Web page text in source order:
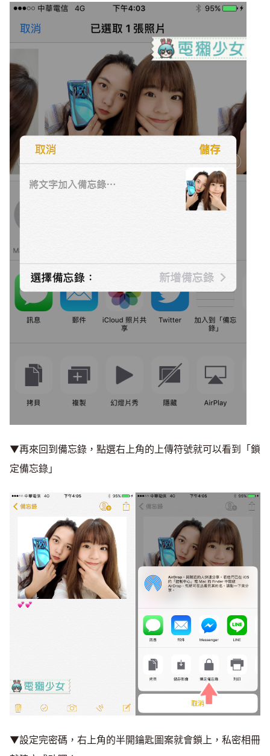
▼再來回到備忘錄，點選右上角的上傳符號就可以看到「鎖
定備忘錄」
▼設定完密碼，右上角的半開鑰匙圖案就會鎖上，私密相冊